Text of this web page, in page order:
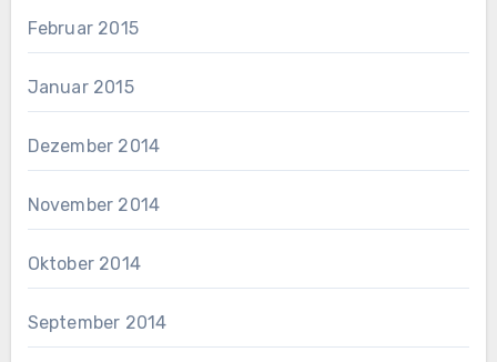
Februar 2015
Januar 2015
Dezember 2014
November 2014
Oktober 2014
September 2014